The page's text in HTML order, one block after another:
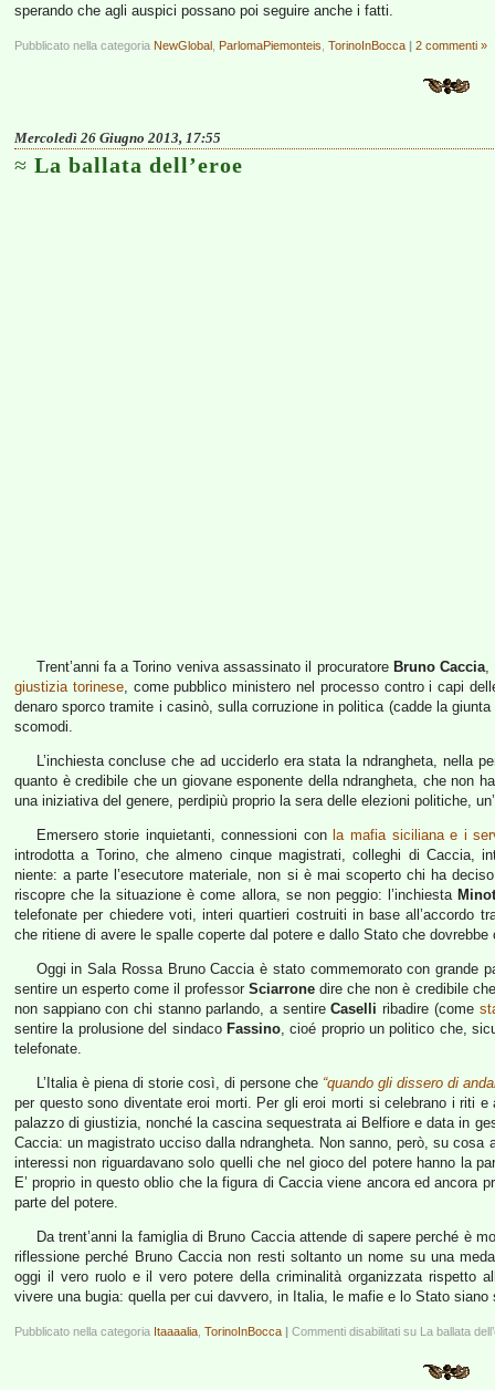
sperando che agli auspici possano poi seguire anche i fatti.
Pubblicato nella categoria NewGlobal ParlomaPiemonteis TorinoInBocca | 2 commenti »
Mercoledì 26 Giugno 2013, 17:55
La ballata dell’eroe
Trent’anni fa a Torino veniva assassinato il procuratore Bruno Caccia,
giustizia torinese, come pubblico ministero nel processo contro i capi
denaro sporco tramite i casinò, sulla corruzione in politica (cadde la giunta
scomodi.
L’inchiesta concluse che ad ucciderlo era stata la ndrangheta, nella
quanto è credibile che un giovane esponente della ndrangheta, che non
una iniziativa del genere, perdipiù proprio la sera delle elezioni politiche,
Emersero storie inquietanti, connessioni con la mafia siciliana e i
introdotta a Torino, che almeno cinque magistrati, colleghi di Caccia,
niente: a parte l’esecutore materiale, non si è mai scoperto chi ha
riscopre che la situazione è come allora, se non peggio: l’inchiesta
telefonate per chiedere voti, interi quartieri costruiti in base all’accordo
che ritiene di avere le spalle coperte dal potere e dallo Stato che dovrebbe
Oggi in Sala Rossa Bruno Caccia è stato commemorato con grande
sentire un esperto come il professorSciarrone dire che non è credibile
non sappiano con chi stanno parlando, a sentireCaselli ribadire (come
sentire la prolusione del sindaco Fassino, cioé proprio un politico che,
telefonate.
L’Italia è piena di storie così, di persone che “quando gli dissero di
per questo sono diventate eroi morti. Per gli eroi morti si celebrano i riti
palazzo di giustizia, nonché la cascina sequestrata ai Belfiore e data in
Caccia: un magistrato ucciso dalla ndrangheta. Non sanno, però, su
interessi non riguardavano solo quelli che nel gioco del potere hanno la
E’ proprio in questo oblio che la figura di Caccia viene ancora ed
parte del potere.
Da trent’anni la famiglia di Bruno Caccia attende di sapere perché è
riflessione perché Bruno Caccia non resti soltanto un nome su una
oggi il vero ruolo e il vero potere della criminalità organizzata rispetto
vivere una bugia: quella per cui davvero, in Italia, le mafie e lo Stato siano
Pubblicato nella categoria Itaaaalia TorinoInBocca | Commenti disabilitati su La ballata